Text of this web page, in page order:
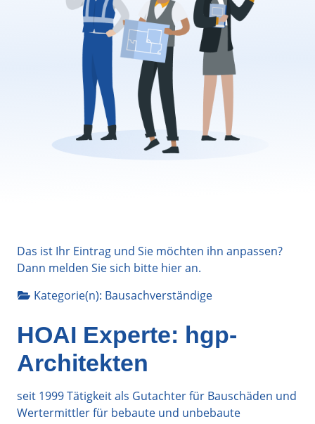
Das ist Ihr Eintrag und Sie möchten ihn anpassen?
Dann melden Sie sich bitte hieran.
Kategorie(n): Bausachverständige
HOAI Experte: hgp-
Architekten
seit 1999 Tätigkeit als Gutachter für Bauschäden und
Wertermittler für bebaute und unbebaute